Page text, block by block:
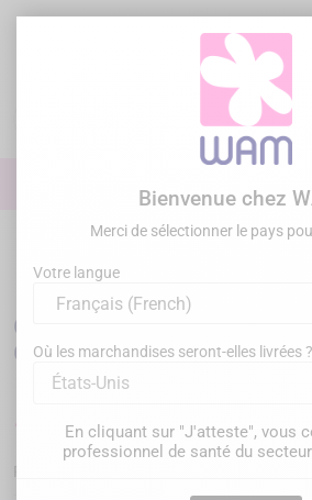
Tenons en fibre de verre
Tenons fibre de verre OverPost+ - Recharge
OVERFIBERS - Tenons fibre
OverPost+ - Recharge
102,00 € TTC
Référence :
Bienvenue chez
Merci de sélectionner le pays
Votre langue
Où les marchandises seront-elles livrées ?
États-Unis
En cliquant sur "J'atteste", vous
professionnel de santé du